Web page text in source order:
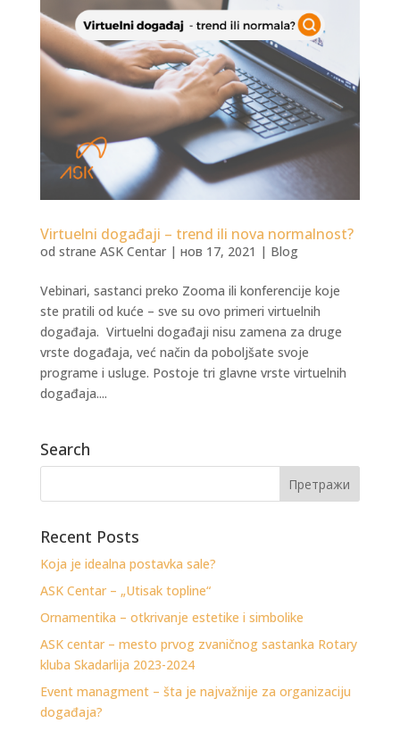
Virtuelni događaji – trend ili nova normalnost?
od strane ASK Centar| нов 17, 2021 | Blog
Vebinari, sastanci preko Zooma ili konferencije koje
ste pratili od kuće – sve su ovo primeri virtuelnih
događaja. Virtuelni događaji nisu zamena za druge
vrste događaja, već način da poboljšate svoje
programe i usluge. Postoje tri glavne vrste virtuelnih
događaja....
Search
Recent Posts
Koja je idealna postavka sale?
ASK Centar – „Utisak topline“
Ornamentika – otkrivanje estetike i simbolike
ASK centar – mesto prvog zvaničnog sastanka Rotary
kluba Skadarlija 2023-2024
Event managment – šta je najvažnije za organizaciju
događaja?